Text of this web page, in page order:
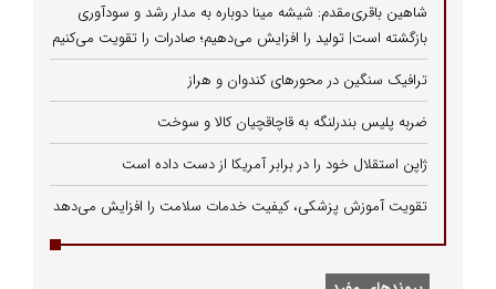
شاهین باقری‌مقدم: شیشه مینا دوباره به مدار رشد و سودآوری
بازگشته است| تولید را افزایش می‌دهیم؛ صادرات را تقویت می‌کنیم
ترافیک سنگین در محورهای کندوان و هراز
ضربه پلیس بندرلنگه به قاچاقچیان کالا و سوخت
ژاپن استقلال خود را در برابر آمریکا از دست داده است
تقویت آموزش پزشکی، کیفیت خدمات سلامت را افزایش می‌دهد